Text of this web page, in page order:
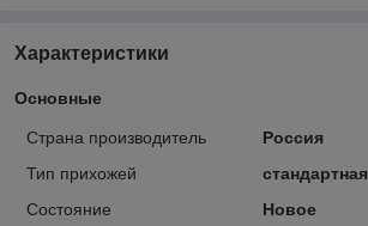
Характеристики
Основные
Страна производитель
Россия
Тип прихожей
стандартная
Состояние
Новое